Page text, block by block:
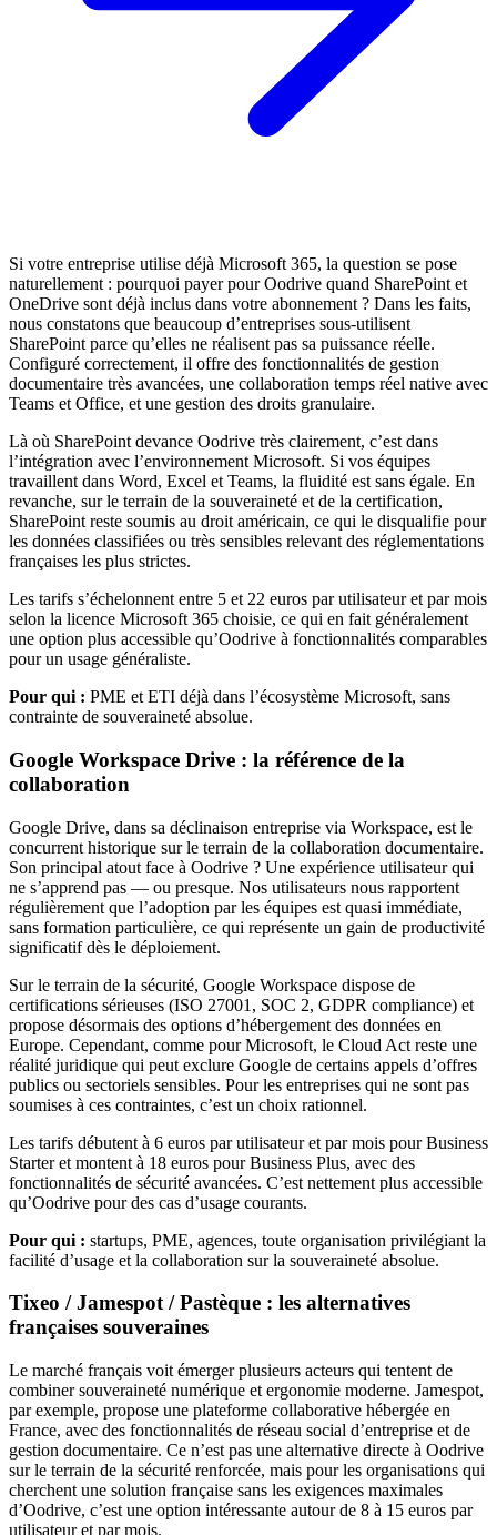
Si votre entreprise utilise déjà Microsoft 365, la question se pose
naturellement : pourquoi payer pour Oodrive quand SharePoint et
OneDrive sont déjà inclus dans votre abonnement ? Dans les faits,
nous constatons que beaucoup d’entreprises sous-utilisent
SharePoint parce qu’elles ne réalisent pas sa puissance réelle.
Configuré correctement, il offre des fonctionnalités de gestion
documentaire très avancées, une collaboration temps réel native avec
Teams et Office, et une gestion des droits granulaire.
Là où SharePoint devance Oodrive très clairement, c’est dans
l’intégration avec l’environnement Microsoft. Si vos équipes
travaillent dans Word, Excel et Teams, la fluidité est sans égale. En
revanche, sur le terrain de la souveraineté et de la certification,
SharePoint reste soumis au droit américain, ce qui le disqualifie pour
les données classifiées ou très sensibles relevant des réglementations
françaises les plus strictes.
Les tarifs s’échelonnent entre 5 et 22 euros par utilisateur et par mois
selon la licence Microsoft 365 choisie, ce qui en fait généralement
une option plus accessible qu’Oodrive à fonctionnalités comparables
pour un usage généraliste.
Pour qui : PME et ETI déjà dans l’écosystème Microsoft, sans
contrainte de souveraineté absolue.
Google Workspace Drive : la référence de la
collaboration
Google Drive, dans sa déclinaison entreprise via Workspace, est le
concurrent historique sur le terrain de la collaboration documentaire.
Son principal atout face à Oodrive ? Une expérience utilisateur qui
ne s’apprend pas — ou presque. Nos utilisateurs nous rapportent
régulièrement que l’adoption par les équipes est quasi immédiate,
sans formation particulière, ce qui représente un gain de productivité
significatif dès le déploiement.
Sur le terrain de la sécurité, Google Workspace dispose de
certifications sérieuses (ISO 27001, SOC 2, GDPR compliance) et
propose désormais des options d’hébergement des données en
Europe. Cependant, comme pour Microsoft, le Cloud Act reste une
réalité juridique qui peut exclure Google de certains appels d’offres
publics ou sectoriels sensibles. Pour les entreprises qui ne sont pas
soumises à ces contraintes, c’est un choix rationnel.
Les tarifs débutent à 6 euros par utilisateur et par mois pour Business
Starter et montent à 18 euros pour Business Plus, avec des
fonctionnalités de sécurité avancées. C’est nettement plus accessible
qu’Oodrive pour des cas d’usage courants.
Pour qui : startups, PME, agences, toute organisation privilégiant la
facilité d’usage et la collaboration sur la souveraineté absolue.
Tixeo / Jamespot / Pastèque : les alternatives
françaises souveraines
Le marché français voit émerger plusieurs acteurs qui tentent de
combiner souveraineté numérique et ergonomie moderne. Jamespot,
par exemple, propose une plateforme collaborative hébergée en
France, avec des fonctionnalités de réseau social d’entreprise et de
gestion documentaire. Ce n’est pas une alternative directe à Oodrive
sur le terrain de la sécurité renforcée, mais pour les organisations qui
cherchent une solution française sans les exigences maximales
d’Oodrive, c’est une option intéressante autour de 8 à 15 euros par
utilisateur et par mois.